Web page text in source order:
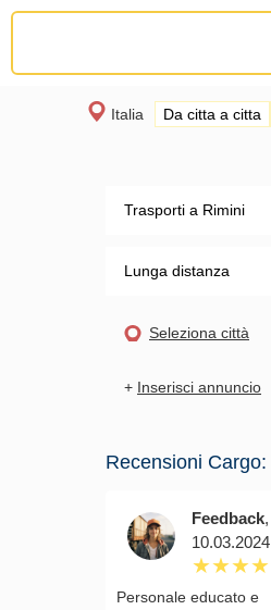
Italia Da citta a citta
Trasporti a Rimini
Lunga distanza
Seleziona città
+ Inserisci annuncio
Recensioni Cargo:
Feedback,
10.03.2024
Personale educato e